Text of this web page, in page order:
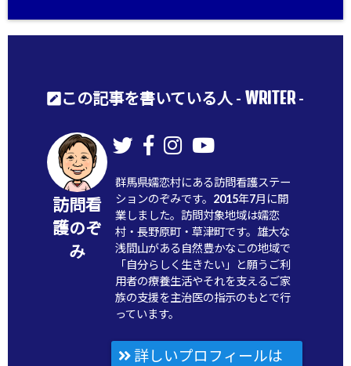
この記事を書いている人 - WRITER-
訪問看
護のぞ
み
群馬県嬬恋村にある訪問看護ステー
ションのぞみです。2015年7月に開
業しました。訪問対象地域は嬬恋
村・長野原町・草津町です。雄大な
浅間山がある自然豊かなこの地域で
「自分らしく生きたい」と願うご利
用者の療養生活やそれを支えるご家
族の支援を主治医の指示のもとで行
っています。
詳しいプロフィールは